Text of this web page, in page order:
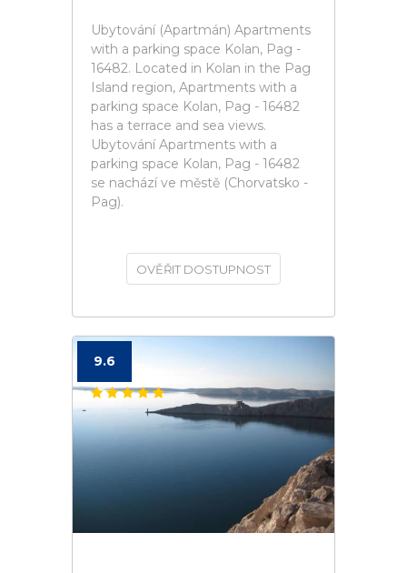
Ubytování (Apartmán) Apartments
with a parking space Kolan, Pag -
16482. Located in Kolan in the Pag
Island region, Apartments with a
parking space Kolan, Pag - 16482
has a terrace and sea views.
Ubytování Apartments with a
parking space Kolan, Pag - 16482
se nachází ve městě (Chorvatsko -
Pag).
OVĚŘIT DOSTUPNOST
9.6